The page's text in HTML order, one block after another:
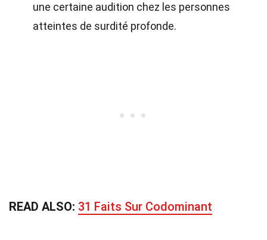
une certaine audition chez les personnes
atteintes de surdité profonde.
READ ALSO: 31 Faits Sur Codominant